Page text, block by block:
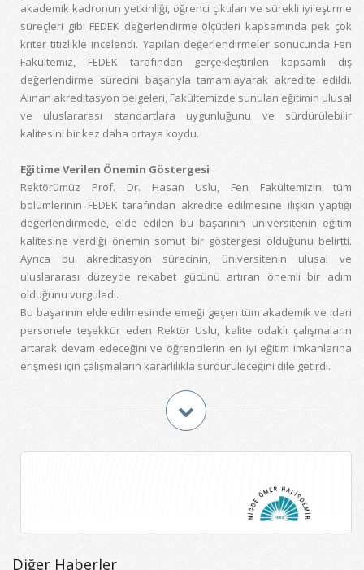
akademik kadronun yetkinliği, öğrenci çıktıları ve sürekli iyileştirme
süreçleri gibi FEDEK değerlendirme ölçütleri kapsamında pek çok
kriter titizlikle incelendi. Yapılan değerlendirmeler sonucunda Fen
Fakültemiz, FEDEK tarafından gerçekleştirilen kapsamlı dış
değerlendirme sürecini başarıyla tamamlayarak akredite edildi.
Alınan akreditasyon belgeleri, Fakültemizde sunulan eğitimin ulusal
ve uluslararası standartlara uygunluğunu ve sürdürülebilir
kalitesini bir kez daha ortaya koydu.
Eğitime Verilen Önemin Göstergesi
Rektörümüz Prof. Dr. Hasan Uslu, Fen Fakültemizin tüm
bölümlerinin FEDEK tarafından akredite edilmesine ilişkin yaptığı
değerlendirmede, elde edilen bu başarının üniversitenin eğitim
kalitesine verdiği önemin somut bir göstergesi olduğunu belirtti.
Ayrıca bu akreditasyon sürecinin, üniversitenin ulusal ve
uluslararası düzeyde rekabet gücünü artıran önemli bir adım
olduğunu vurguladı.
Bu başarının elde edilmesinde emeği geçen tüm akademik ve idari
personele teşekkür eden Rektör Uslu, kalite odaklı çalışmaların
artarak devam edeceğini ve öğrencilerin en iyi eğitim imkanlarına
erişmesi için çalışmaların kararlılıkla sürdürüleceğini dile getirdi.
Diğer Haberler